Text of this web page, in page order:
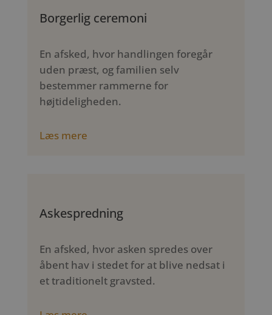
Borgerlig ceremoni
En afsked, hvor handlingen foregår
uden præst, og familien selv
bestemmer rammerne for
højtideligheden.
Læs mere
Askespredning
En afsked, hvor asken spredes over
åbent hav i stedet for at blive nedsat i
et traditionelt gravsted.